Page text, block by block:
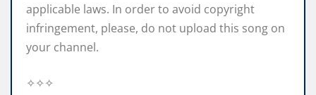
applicable laws. In order to avoid copyright
infringement, please, do not upload this song on
your channel.
✧✧✧